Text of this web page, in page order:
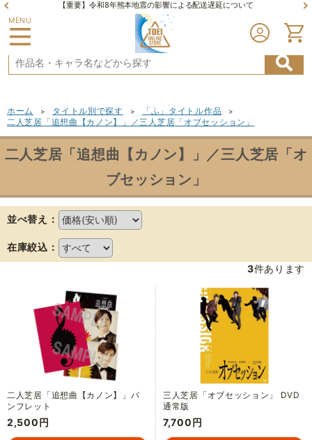
【重要】令和8年熊本地震の影響による配送遅延について
MENU
ホーム > タイトル別で探す > 「ふ」タイトル作品 >
二人芝居「追想曲【カノン】」／三人芝居「オブセッション」
二人芝居「追想曲【カノン】」／三人芝居「オ
ブセッション」
並べ替え：
在庫絞込：
3件あります
二人芝居「追想曲【カノン】」パ
ンフレット
2,500円
三人芝居「オブセッション」 DVD
通常版
7,700円